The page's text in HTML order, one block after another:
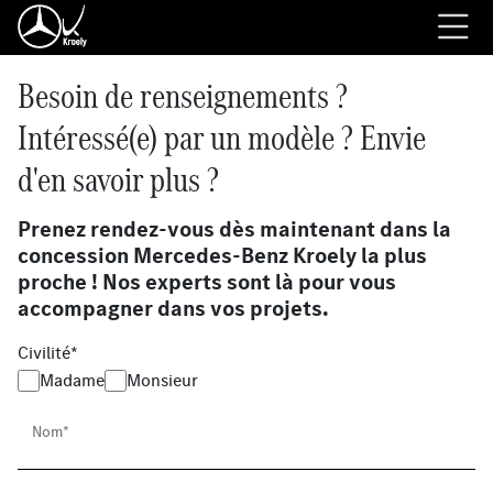
Besoin de renseignements ?
Intéressé(e) par un modèle ? Envie
d'en savoir plus ?
Prenez rendez-vous dès maintenant dans la
concession Mercedes-Benz Kroely la plus
proche ! Nos experts sont là pour vous
accompagner dans vos projets.
Civilité*
Madame
Monsieur
Nom*